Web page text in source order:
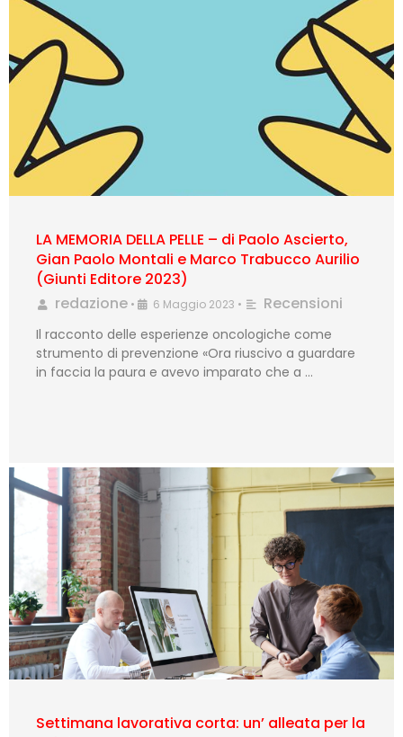
LA MEMORIA DELLA PELLE – di Paolo Ascierto,
Gian Paolo Montali e Marco Trabucco Aurilio
(Giunti Editore 2023)
redazione • 6 Maggio 2023 • Recensioni
Il racconto delle esperienze oncologiche come
strumento di prevenzione «Ora riuscivo a guardare
in faccia la paura e avevo imparato che a …
Settimana lavorativa corta: un’ alleata per la